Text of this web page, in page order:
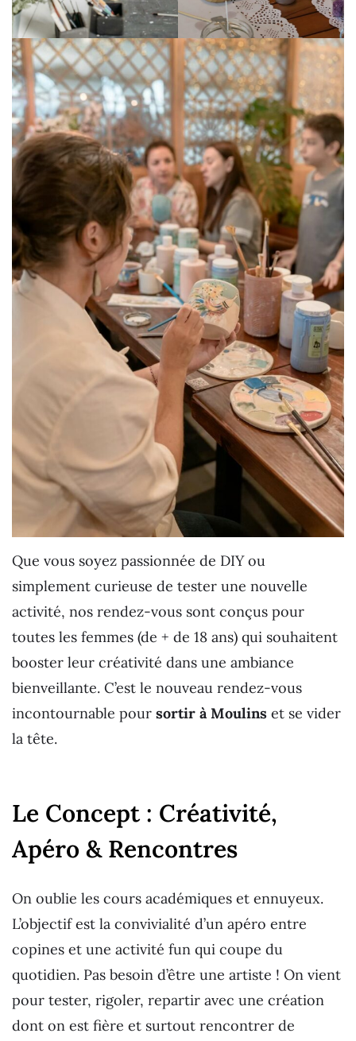
Que vous soyez passionnée de DIY ou
simplement curieuse de tester une nouvelle
activité, nos rendez-vous sont conçus pour
toutes les femmes (de + de 18 ans) qui souhaitent
booster leur créativité dans une ambiance
bienveillante. C’est le nouveau rendez-vous
incontournable pour sortir à Moulins et se vider
la tête.
Le Concept : Créativité,
Apéro & Rencontres
On oublie les cours académiques et ennuyeux.
L’objectif est la convivialité d’un apéro entre
copines et une activité fun qui coupe du
quotidien. Pas besoin d’être une artiste ! On vient
pour tester, rigoler, repartir avec une création
dont on est fière et surtout rencontrer de